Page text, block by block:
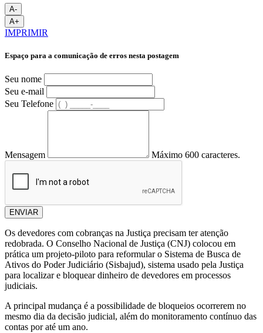
A-
A+
IMPRIMIR
Espaço para a comunicação de erros nesta postagem
Seu nome
Seu e-mail
Seu Telefone
Mensagem Máximo 600 caracteres.
ENVIAR
Os devedores com cobranças na Justiça precisam ter atenção
redobrada. O Conselho Nacional de Justiça (CNJ) colocou em
prática um projeto-piloto para reformular o Sistema de Busca de
Ativos do Poder Judiciário (Sisbajud), sistema usado pela Justiça
para localizar e bloquear dinheiro de devedores em processos
judiciais.
A principal mudança é a possibilidade de bloqueios ocorrerem no
mesmo dia da decisão judicial, além do monitoramento contínuo das
contas por até um ano.